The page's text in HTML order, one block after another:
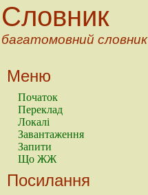
Словник
багатомовний словник
Меню
Початок
Переклад
Локалі
Завантаження
Запити
Що ЖЖ
Посилання